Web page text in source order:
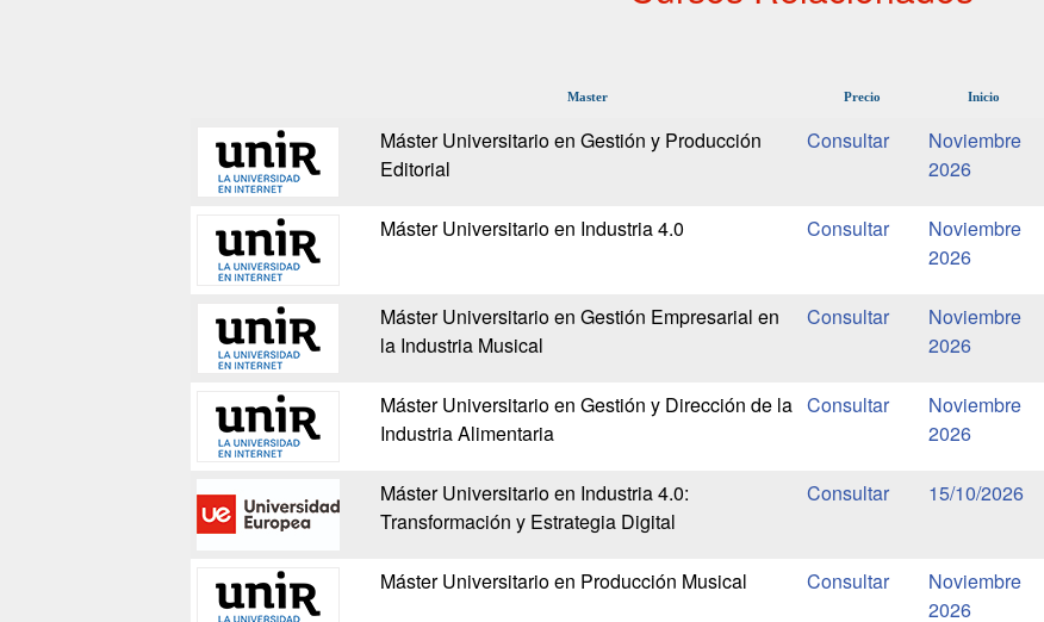
Master Precio Inicio
Máster Universitario en Gestión y Producción
Editorial
Noviembre
2026
Máster Universitario en Industria 4.0
Noviembre
2026
Máster Universitario en Gestión Empresarial en
la Industria Musical
Noviembre
2026
Máster Universitario en Gestión y Dirección de la
Industria Alimentaria
Noviembre
2026
Máster Universitario en Industria 4.0:
Transformación y Estrategia Digital
15/10/2026
Máster Universitario en Producción Musical
Noviembre
2026